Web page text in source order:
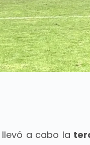
a cabo la